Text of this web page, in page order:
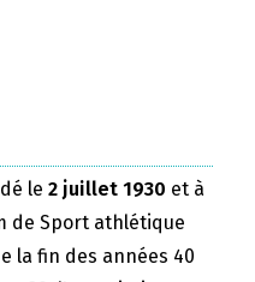
le 2 juillet 1930 et à
de Sport athlétique
la fin des années 40